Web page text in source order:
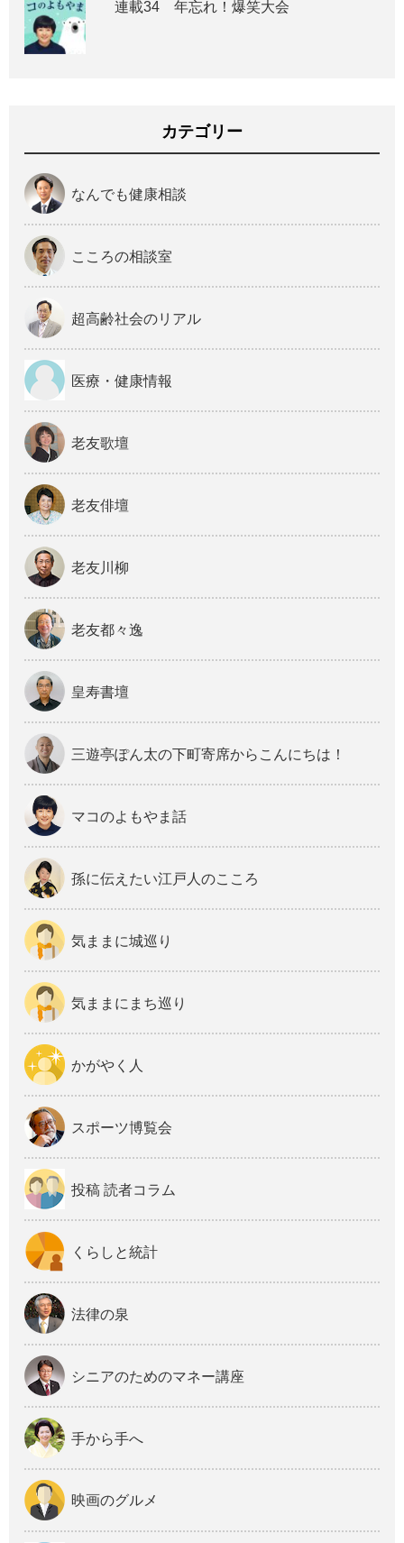
連載34 年忘れ！爆笑大会
カテゴリー
なんでも健康相談
こころの相談室
超高齢社会のリアル
医療・健康情報
老友歌壇
老友俳壇
老友川柳
老友都々逸
皇寿書壇
三遊亭ぽん太の下町寄席からこんにちは！
マコのよもやま話
孫に伝えたい江戸人のこころ
気ままに城巡り
気ままにまち巡り
かがやく人
スポーツ博覧会
投稿 読者コラム
くらしと統計
法律の泉
シニアのためのマネー講座
手から手へ
映画のグルメ